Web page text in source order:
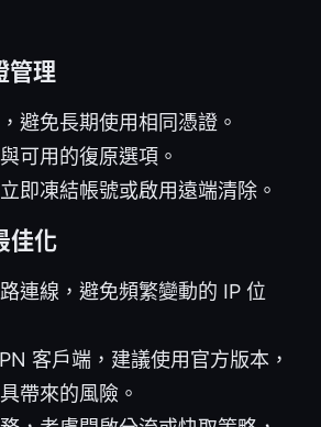
管理
避免長期使用相同憑證。
可用的復原選項。
即凍結帳號或啟用遠端清除。
佳化
連線，避免頻繁變動的 IP 位
客戶端，建議使用官方版本，
帶來的風險。